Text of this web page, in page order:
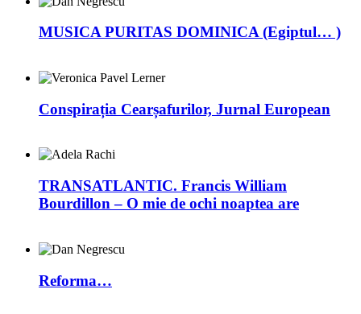
MUSICA PURITAS DOMINICA (Egiptul… )
Conspirația Cearșafurilor, Jurnal European
TRANSATLANTIC. Francis William
Bourdillon – O mie de ochi noaptea are
Reforma…